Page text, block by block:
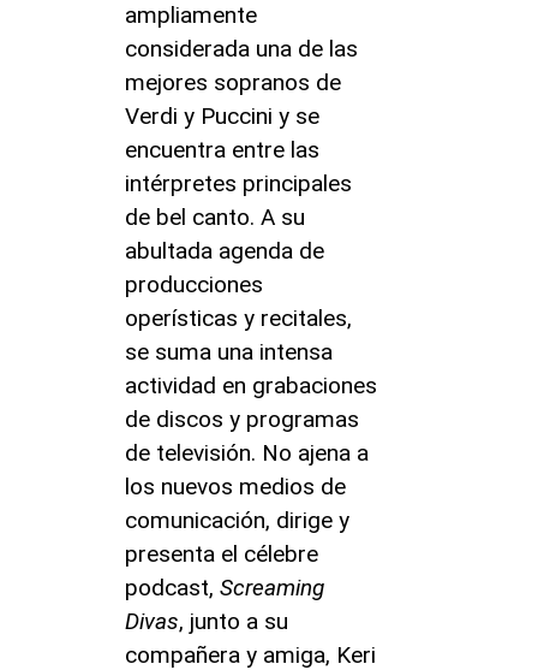
ampliamente
considerada una de las
mejores sopranos de
Verdi y Puccini y se
encuentra entre las
intérpretes principales
de bel canto. A su
abultada agenda de
producciones
operísticas y recitales,
se suma una intensa
actividad en grabaciones
de discos y programas
de televisión. No ajena a
los nuevos medios de
comunicación, dirige y
presenta el célebre
podcast, Screaming
Divas, junto a su
compañera y amiga, Keri